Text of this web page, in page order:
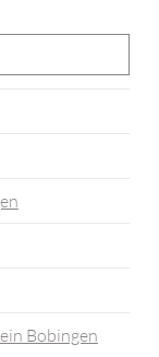
Bobingen